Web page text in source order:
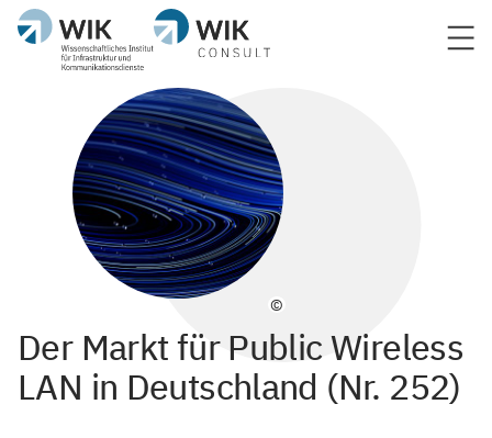
©
Der Markt für Public Wireless
LAN in Deutschland (Nr. 252)